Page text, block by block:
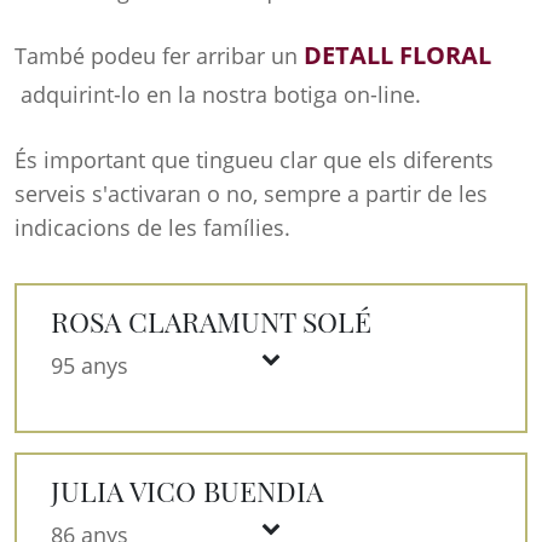
També podeu fer arribar un DETALL FLORAL
adquirint-lo en la nostra botiga on-line.
És important que tingueu clar que els diferents
serveis s'activaran o no, sempre a partir de les
indicacions de les famílies.
ROSA CLARAMUNT SOLÉ
95 anys
JULIA VICO BUENDIA
86 anys